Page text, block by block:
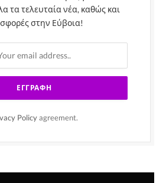
εγγραφή στο
newsletter
στο newsletter μας για να
τα τελευταία νέα, καθώς και